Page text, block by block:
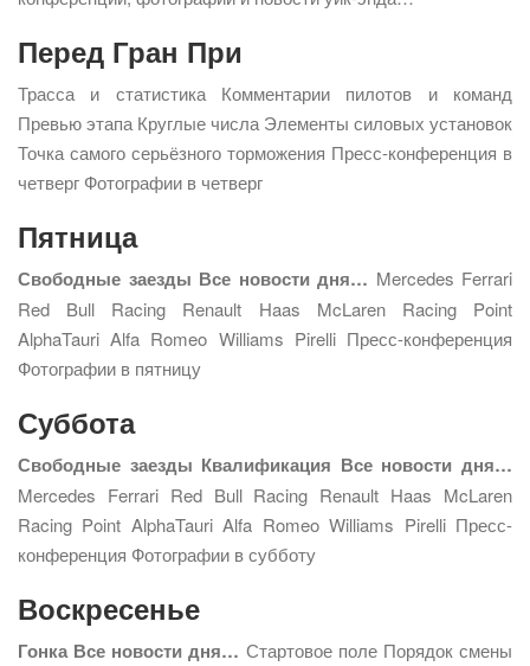
Перед Гран При
Трасса и статистика Комментарии пилотов и команд
Превью этапа Круглые числа Элементы силовых установок
Точка самого серьёзного торможения Пресс-конференция в
четверг Фотографии в четверг
Пятница
Свободные заезды Все новости дня… Mercedes Ferrari
Red Bull Racing Renault Haas McLaren Racing Point
AlphaTauri Alfa Romeo Williams Pirelli Пресс-конференция
Фотографии в пятницу
Суббота
Свободные заезды Квалификация Все новости дня…
Mercedes Ferrari Red Bull Racing Renault Haas McLaren
Racing Point AlphaTauri Alfa Romeo Williams Pirelli Пресс-
конференция Фотографии в субботу
Воскресенье
Гонка Все новости дня… Стартовое поле Порядок смены